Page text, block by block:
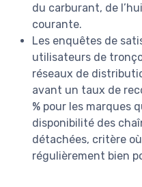
du carburant, de
courante.
Les enquêtes de
utilisateurs de
réseaux de
avant un taux de
% pour les marques
disponibilité des
détachées, critère
régulièrement bien